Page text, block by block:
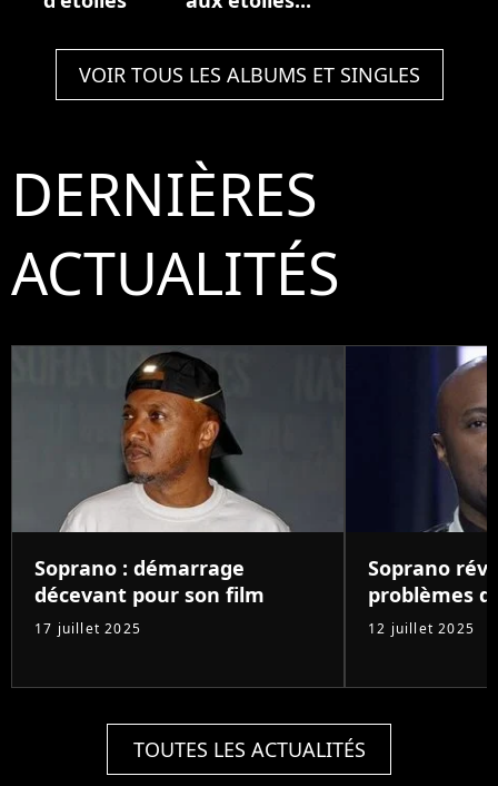
VOIR TOUS LES ALBUMS ET SINGLES
DERNIÈRES
ACTUALITÉS
Soprano : démarrage
décevant pour son film
17 juillet 2025
Soprano
problèmes
12 juillet 2025
TOUTES LES ACTUALITÉS